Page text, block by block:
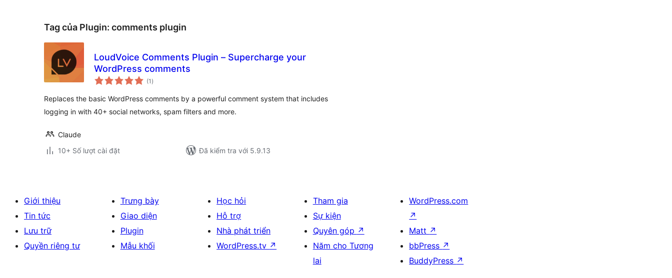
Tag của Plugin: comments plugin
LoudVoice Comments Plugin – Supercharge your
WordPress comments
(1 tổng
đánh
)
Replaces the basic WordPress comments by a powerful comment system that includes
logging in with 40+ social networks, spam filters and more.
Claude
10+ Số lượt cài đặt
Đã kiểm tra với 5.9.13
Giới thiệu
Tin tức
Lưu trữ
Quyền riêng tư
Trưng bày
Giao diện
Plugin
Mẫu khối
Học hỏi
Hỗ trợ
Nhà phát triển
WordPress.tv ↗
Tham gia
Sự kiện
Quyên góp ↗
Năm cho Tương
lai
WordPress.com
↗
Matt ↗
bbPress ↗
BuddyPress ↗